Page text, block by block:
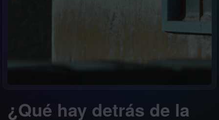
¿Qué hay detrás de la